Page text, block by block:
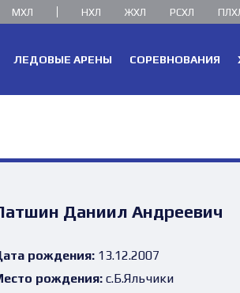
МХЛ НХЛ ЖХЛ РСХЛ
ЛЕДОВЫЕ АРЕНЫ СОРЕВНОВАНИЯ
Даниил Андреевич
рождения:13.12.2007
рождения:с.Б.Яльчики